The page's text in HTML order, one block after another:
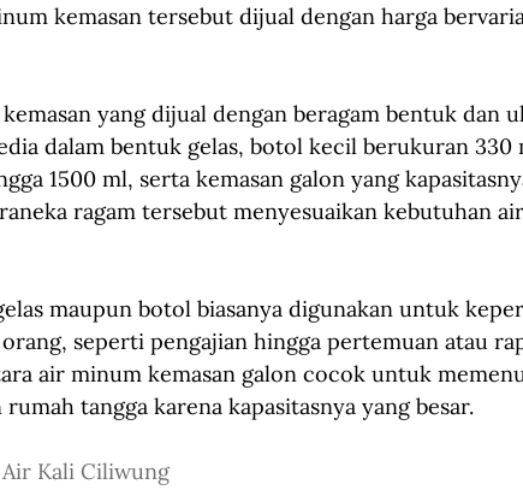
kemasan tersebut dijual dengan harga
yang dijual dengan beragam bentuk dan
dalam bentuk gelas, botol kecil berukuran 330
1500 ml, serta kemasan galon yang
ragam tersebut menyesuaikan kebutuhan
maupun botol biasanya digunakan untuk
seperti pengajian hingga pertemuan atau
air minum kemasan galon cocok untuk
tangga karena kapasitasnya yang besar.
Kali Ciliwung